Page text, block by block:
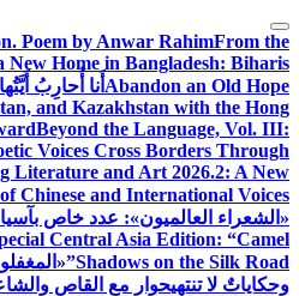
التجاوز
إلى
المحتوى
Poem by Anwar RahimFrom the
New Home in Bangladesh: Biharis
Abandon an Old Hope أَنا أُحارِبُ
and Kazakhstan with the Hong
Beyond the Language, Vol. III:
Voices Cross Borders Through
Literature and Art 2026.2: A New
Chinese and International Voices
«الشعراء العالميون»: عدد خاص
Central Asia Edition: “Camel
Shadows on the Silk Road”
وحكاياتٌ لا تنتهيحوار مع القاص